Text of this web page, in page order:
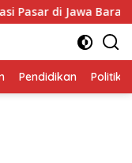
Barat
Pendidikan Politik